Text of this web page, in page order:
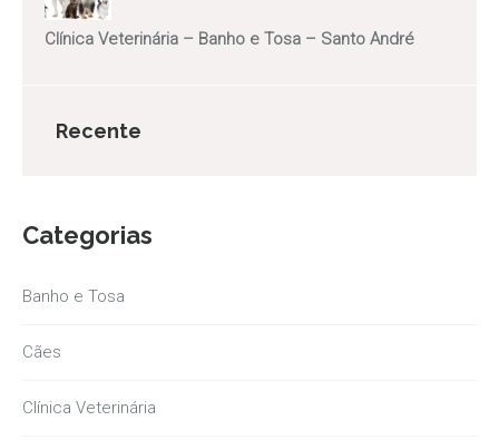
Clínica Veterinária – Banho e Tosa – Santo André
Recente
Categorias
Banho e Tosa
Cães
Clínica Veterinária